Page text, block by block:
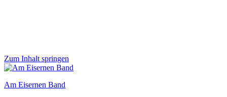
Zum Inhalt springen
Am Eisernen Band